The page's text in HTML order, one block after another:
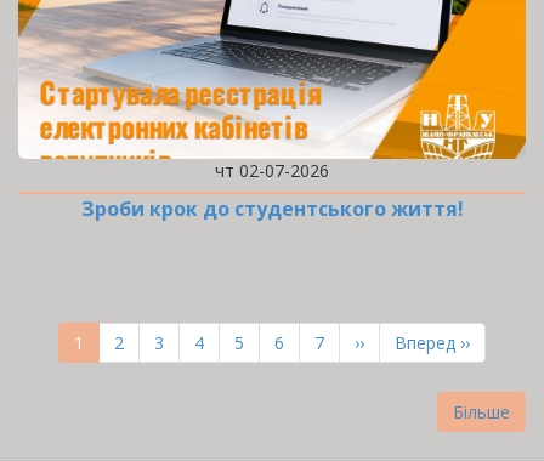
чт 02-07-2026
Зроби крок до студентського життя!
СТОРІНКИПоточна
сторінка
1 Page
2 Page
3 Page
4 Page
5 Page
6 Page
7
Наступна
сторінка
››
Остання
сторінка
Вперед ››
Більше